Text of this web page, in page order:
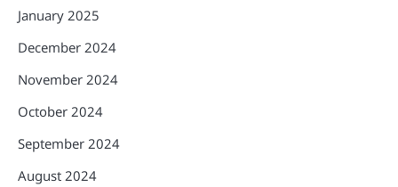
January 2025
December 2024
November 2024
October 2024
September 2024
August 2024